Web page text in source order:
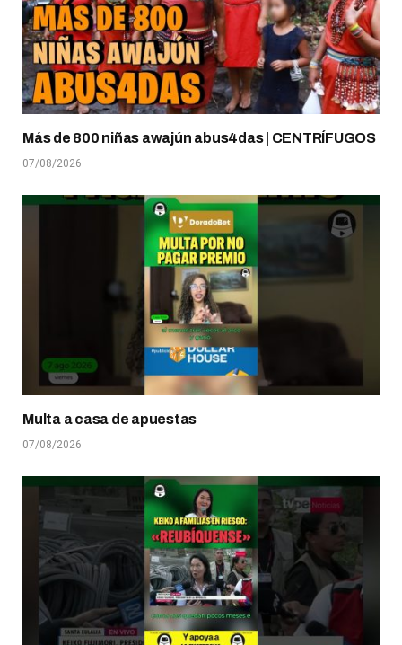
Más de 800 niñas awajún abus4das | CENTRÍFUGOS
07/08/2026
Multa a casa de apuestas
07/08/2026